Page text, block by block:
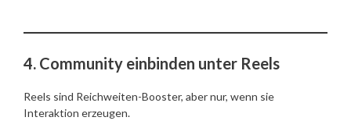
4. Community einbinden unter Reels
Reels sind Reichweiten-Booster, aber nur, wenn sie
Interaktion erzeugen.